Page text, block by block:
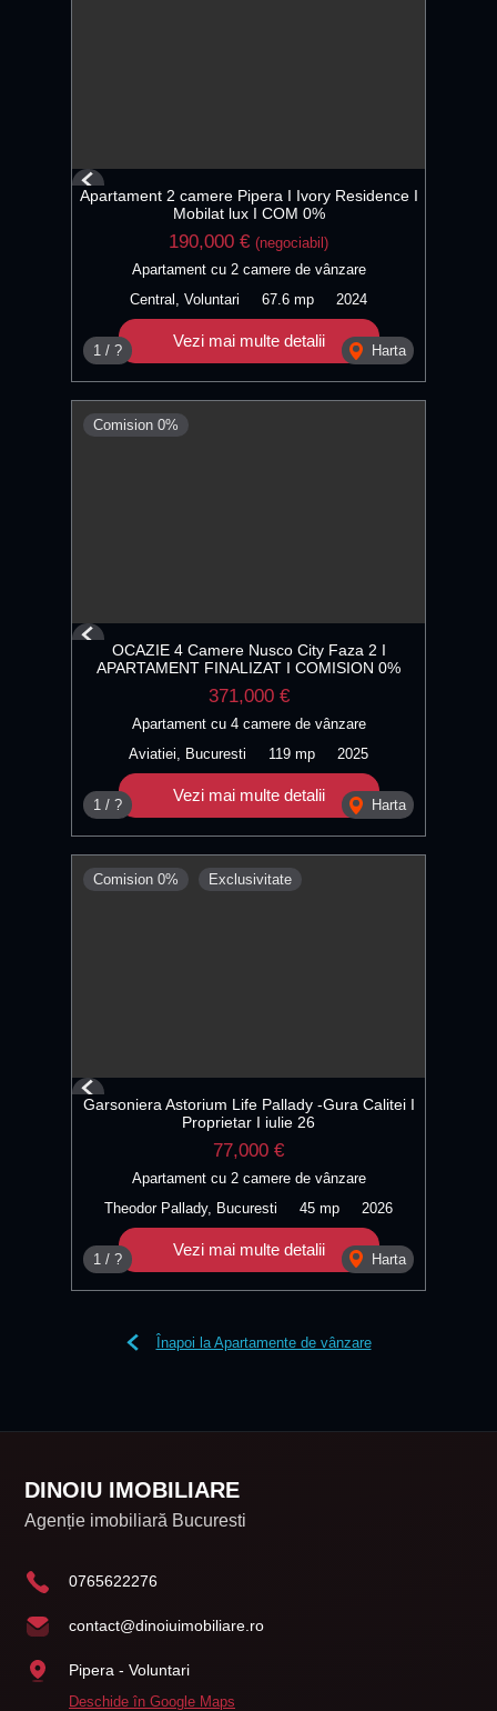
1 / ? Harta
Previous
Apartament 2 camere Pipera I Ivory Residence I
Mobilat lux I COM 0%
190,000 € (negociabil)
Apartament cu 2 camere de vânzare
Central, Voluntari
67.6 mp 2024
Vezi mai multe detalii
Comision 0%
1 / ? Harta
Previous
Next
OCAZIE 4 Camere Nusco City Faza 2 I
APARTAMENT FINALIZAT I COMISION 0%
371,000 €
Apartament cu 4 camere de vânzare
Aviatiei, Bucuresti
119 mp 2025
Vezi mai multe detalii
Comision 0% Exclusivitate
1 / ? Harta
Previous
Garsoniera Astorium Life Pallady -Gura Calitei I
Proprietar I iulie 26
77,000 €
Apartament cu 2 camere de vânzare
Theodor Pallady, Bucuresti
45 mp 2026
Vezi mai multe detalii
Înapoi la Apartamente de vânzare
DINOIU IMOBILIARE
Agenție imobiliară Bucuresti
0765622276
contact@dinoiuimobiliare.ro
Pipera - Voluntari
Deschide în Google Maps